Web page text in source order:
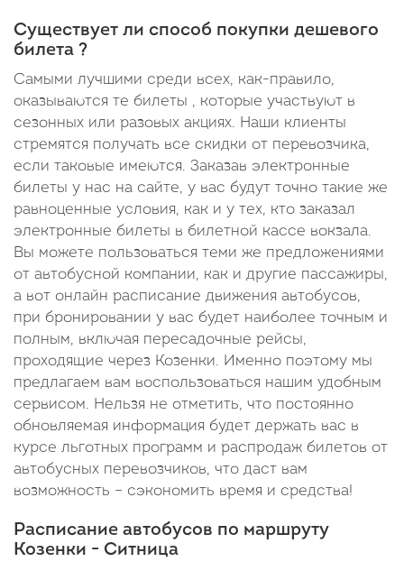
Существует ли способ покупки дешевого
билета ?
Самыми лучшими среди всех, как-правило,
оказываются те билеты , которые участвуют в
сезонных или разовых акциях. Наши клиенты
стремятся получать все скидки от перевозчика,
если таковые имеются. Заказав электронные
билеты у нас на сайте, у вас будут точно такие же
равноценные условия, как и у тех, кто заказал
электронные билеты в билетной кассе вокзала.
Вы можете пользоваться теми же предложениями
от автобусной компании, как и другие пассажиры,
а вот онлайн расписание движения автобусов,
при бронировании у вас будет наиболее точным и
полным, включая пересадочные рейсы,
проходящие через Козенки. Именно поэтому мы
предлагаем вам воспользоваться нашим удобным
сервисом. Нельзя не отметить, что постоянно
обновляемая информация будет держать вас в
курсе льготных программ и распродаж билетов от
автобусных перевозчиков, что даст вам
возможность – сэкономить время и средства!
Расписание автобусов по маршруту
Козенки - Ситница